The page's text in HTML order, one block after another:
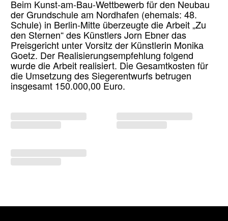
Beim Kunst-am-Bau-Wettbewerb für den Neubau
der Grundschule am Nordhafen (ehemals: 48.
Schule) in Berlin-Mitte überzeugte die Arbeit „Zu
den Sternen“ des Künstlers Jorn Ebner das
Preisgericht unter Vorsitz der Künstlerin Monika
Goetz. Der Realisierungsempfehlung folgend
wurde die Arbeit realisiert. Die Gesamtkosten für
die Umsetzung des Siegerentwurfs betrugen
insgesamt 150.000,00 Euro.